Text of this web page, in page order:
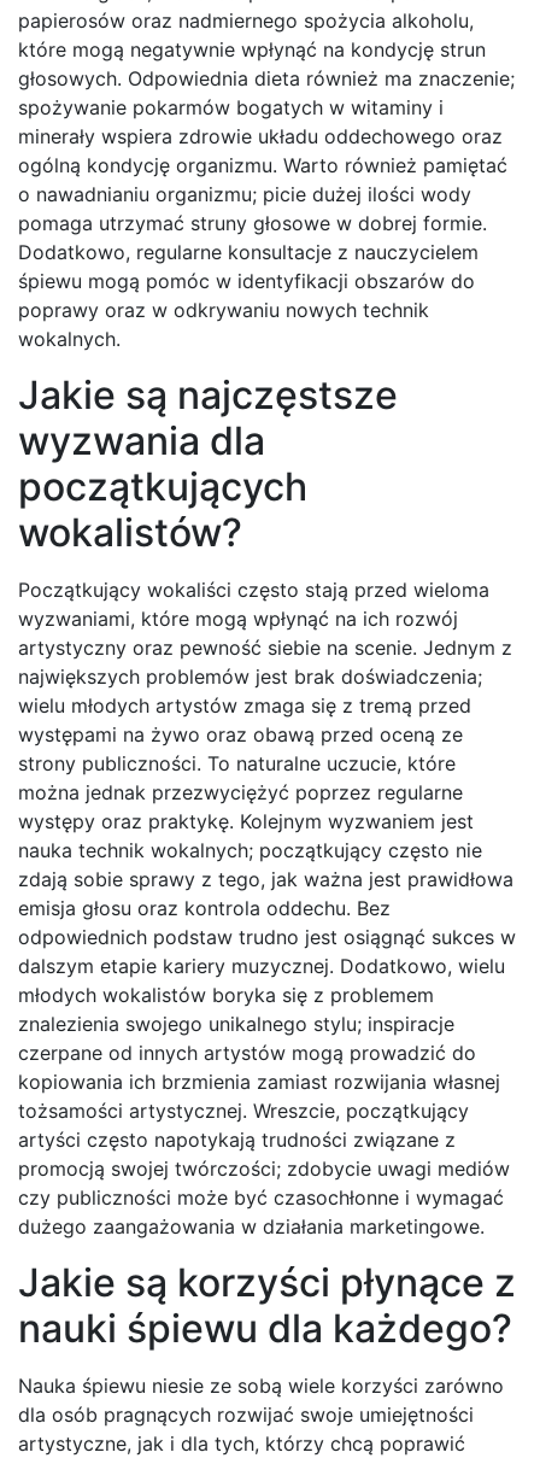
papierosów oraz nadmiernego spożycia alkoholu,
które mogą negatywnie wpłynąć na kondycję strun
głosowych. Odpowiednia dieta również ma znaczenie;
spożywanie pokarmów bogatych w witaminy i
minerały wspiera zdrowie układu oddechowego oraz
ogólną kondycję organizmu. Warto również pamiętać
o nawadnianiu organizmu; picie dużej ilości wody
pomaga utrzymać struny głosowe w dobrej formie.
Dodatkowo, regularne konsultacje z nauczycielem
śpiewu mogą pomóc w identyfikacji obszarów do
poprawy oraz w odkrywaniu nowych technik
wokalnych.
Jakie są najczęstsze
wyzwania dla
początkujących
wokalistów?
Początkujący wokaliści często stają przed wieloma
wyzwaniami, które mogą wpłynąć na ich rozwój
artystyczny oraz pewność siebie na scenie. Jednym z
największych problemów jest brak doświadczenia;
wielu młodych artystów zmaga się z tremą przed
występami na żywo oraz obawą przed oceną ze
strony publiczności. To naturalne uczucie, które
można jednak przezwyciężyć poprzez regularne
występy oraz praktykę. Kolejnym wyzwaniem jest
nauka technik wokalnych; początkujący często nie
zdają sobie sprawy z tego, jak ważna jest prawidłowa
emisja głosu oraz kontrola oddechu. Bez
odpowiednich podstaw trudno jest osiągnąć sukces w
dalszym etapie kariery muzycznej. Dodatkowo, wielu
młodych wokalistów boryka się z problemem
znalezienia swojego unikalnego stylu; inspiracje
czerpane od innych artystów mogą prowadzić do
kopiowania ich brzmienia zamiast rozwijania własnej
tożsamości artystycznej. Wreszcie, początkujący
artyści często napotykają trudności związane z
promocją swojej twórczości; zdobycie uwagi mediów
czy publiczności może być czasochłonne i wymagać
dużego zaangażowania w działania marketingowe.
Jakie są korzyści płynące z
nauki śpiewu dla każdego?
Nauka śpiewu niesie ze sobą wiele korzyści zarówno
dla osób pragnących rozwijać swoje umiejętności
artystyczne, jak i dla tych, którzy chcą poprawić